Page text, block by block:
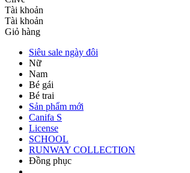
Tài khoản
Tài khoản
Giỏ hàng
Siêu sale ngày đôi
Nữ
Nam
Bé gái
Bé trai
Sản phẩm mới
Canifa S
License
SCHOOL
RUNWAY COLLECTION
Đồng phục